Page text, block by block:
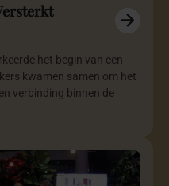
het begin van een
kwamen samen om het
verbinding binnen de